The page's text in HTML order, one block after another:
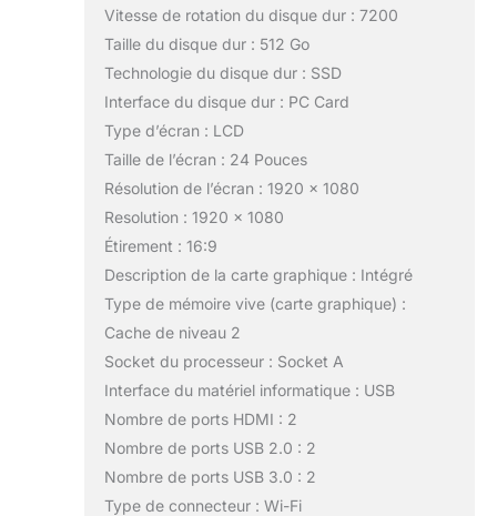
Vitesse de rotation du disque dur : 7200
Taille du disque dur : 512 Go
Technologie du disque dur : SSD
Interface du disque dur : PC Card
Type d’écran : LCD
Taille de l’écran : 24 Pouces
Résolution de l’écran : 1920 x 1080
Resolution : 1920 x 1080
Étirement : 16:9
Description de la carte graphique : Intégré
Type de mémoire vive (carte graphique) :
Cache de niveau 2
Socket du processeur : Socket A
Interface du matériel informatique : USB
Nombre de ports HDMI : 2
Nombre de ports USB 2.0 : 2
Nombre de ports USB 3.0 : 2
Type de connecteur : Wi-Fi